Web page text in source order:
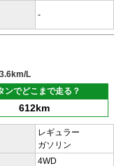
-
L
ンでどこまで走る？
612km
レギュラー
ガソリン
4WD